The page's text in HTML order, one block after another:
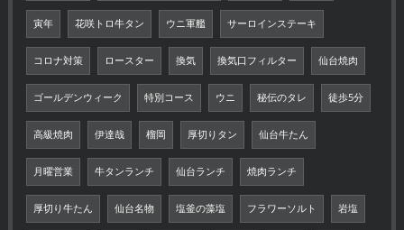
寅年 花咲トロ牛タン ウニ軍艦 サーロインステーキ
コロナ対策 ロースター 換気 換気口フィルター 仙台焼肉
ゴールデンウィーク 特別コース ウニ 秘伝のタレ 徒歩5分
高級焼肉 伊達哉 榴岡 厚切りタン 仙台牛たん
月曜営業 牛タンランチ 仙台ランチ 焼肉ランチ
厚切り牛たん 仙台名物 塩釜の藻塩 フラワーソルト 岩塩